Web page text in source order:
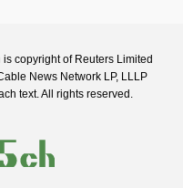
copyright of Reuters Limited
News Network LP, LLLP
text. All rights reserved.